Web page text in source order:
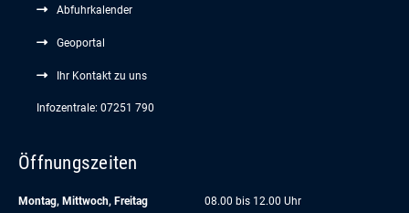
Abfuhrkalender
Geoportal
Ihr Kontakt zu uns
Infozentrale: 07251 790
Öffnungszeiten
Montag, Mittwoch, Freitag 08.00 bis 12.00 Uhr